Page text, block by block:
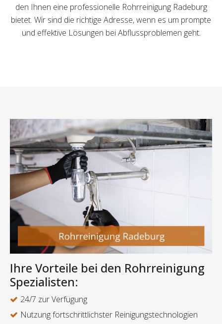
den Ihnen eine professionelle Rohrreinigung Radeburg
bietet. Wir sind die richtige Adresse, wenn es um prompte
und effektive Lösungen bei Abflussproblemen geht.
Ihre Vorteile bei den Rohrreinigung
Spezialisten:
24/7 zur Verfügung
Nutzung fortschrittlichster Reinigungstechnologien